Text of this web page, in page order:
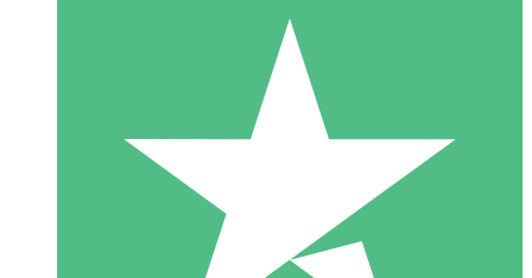
Paquetes de Créditos Individuales
Paga según el uso con créditos de descarga. Sin compromiso
10 00